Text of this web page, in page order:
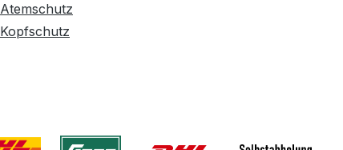
Atemschutz
Kopfschutz